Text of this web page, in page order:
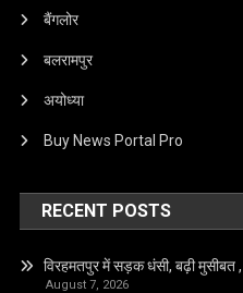
बैंगलोर
बलरामपुर
अयोध्या
Buy News Portal Pro
RECENT POSTS
विरहमतपुर में सड़क धंसी, बढ़ी मुसीबत
August 7, 2026